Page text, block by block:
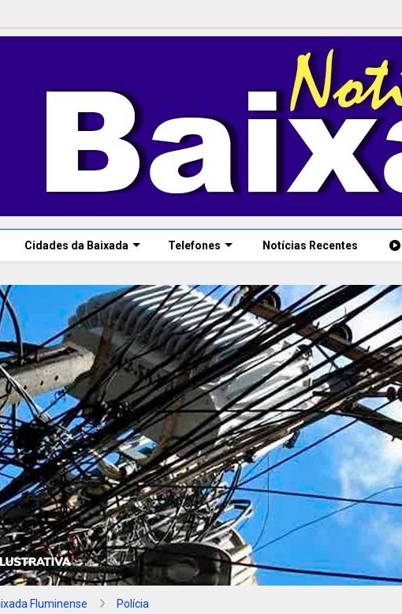
Cidades da Baixada Telefones Notícias Recentes
Fluminense Polícia